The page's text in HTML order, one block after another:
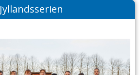
Jyllandsserien